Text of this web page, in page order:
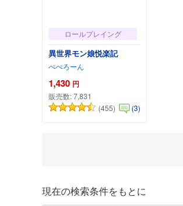
ロールプレイング
異世界モン娘悦楽記
ぺぺろーん
1,430 円
販売数:7,831
(455)
(3)
カートに追加
現在の検索条件をもとに